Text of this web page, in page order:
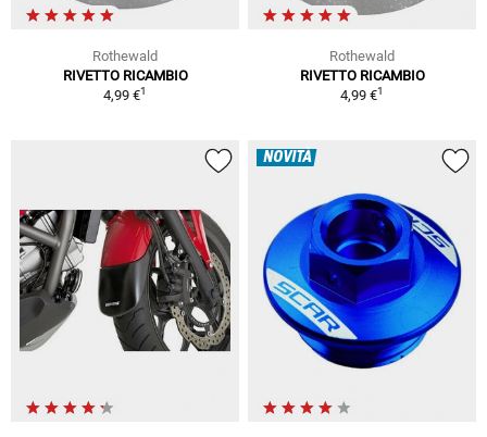
Rothewald
RIVETTO RICAMBIO
4,99 €1
Rothewald
RIVETTO RICAMBIO
4,99 €1
NOVITÀ